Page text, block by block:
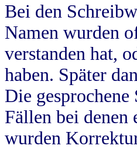
Bei den
Namen wurden
verstanden hat,
haben. Später
Die
Fällen bei denen
wurden